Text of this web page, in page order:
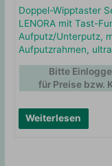
Doppel-Wipptaster
LENORA mit Tast-
Aufputz/Unterputz,
Aufputzrahmen,
Weiterlesen
Bitte
für Preise bzw.